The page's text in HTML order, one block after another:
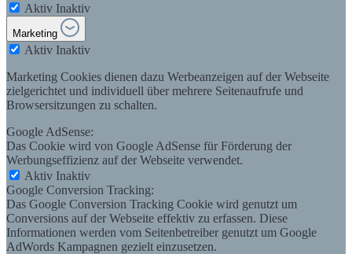
Aktiv Inaktiv
Marketing
Aktiv Inaktiv
Marketing Cookies dienen dazu Werbeanzeigen auf der Webseite
zielgerichtet und individuell über mehrere Seitenaufrufe und
Browsersitzungen zu schalten.
Google AdSense:
Das Cookie wird von Google AdSense für Förderung der
Werbungseffizienz auf der Webseite verwendet.
Aktiv Inaktiv
Google Conversion Tracking:
Das Google Conversion Tracking Cookie wird genutzt um
Conversions auf der Webseite effektiv zu erfassen. Diese
Informationen werden vom Seitenbetreiber genutzt um Google
AdWords Kampagnen gezielt einzusetzen.